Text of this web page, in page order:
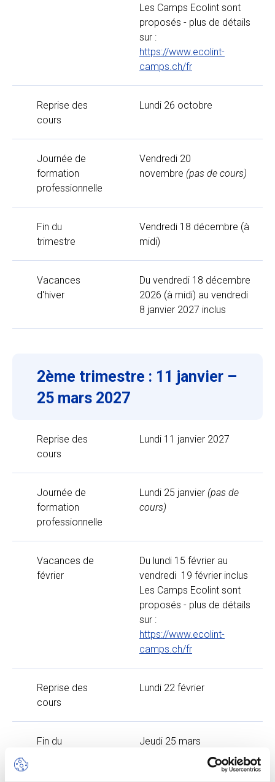
Les Camps Ecolint sont
proposés - plus de détails
sur :
https://www.ecolint-
camps.ch/fr
Reprise des
cours
Lundi 26 octobre
Journée de
formation
professionnelle
Vendredi 20
novembre (pas de cours)
Fin du
trimestre
Vendredi 18 décembre (à
midi)
Vacances
d'hiver
Du vendredi 18 décembre
2026 (à midi) au vendredi
8 janvier 2027 inclus
2ème trimestre : 11 janvier –
25 mars 2027
Reprise des
cours
Lundi 11 janvier 2027
Journée de
formation
professionnelle
Lundi 25 janvier (pas de
cours)
Vacances de
février
Du lundi 15 février au
vendredi 19 février inclus
Les Camps Ecolint sont
proposés - plus de détails
sur :
https://www.ecolint-
camps.ch/fr
Reprise des
cours
Lundi 22 février
Fin du
Jeudi 25 mars